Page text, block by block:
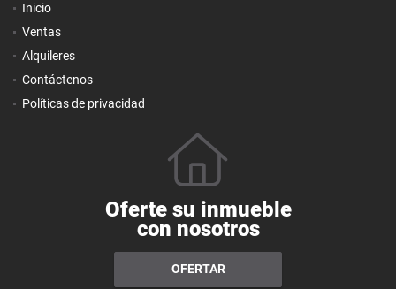
Inicio
Ventas
Alquileres
Contáctenos
Políticas de privacidad
Oferte su inmueble
con nosotros
OFERTAR